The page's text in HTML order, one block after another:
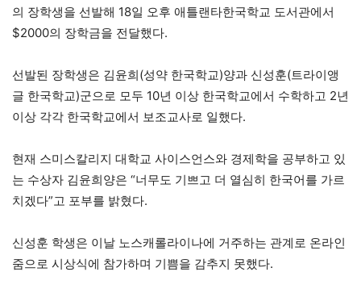
의 장학생을 선발해 18일 오후 애틀랜타한국학교 도서관에서
$2000의 장학금을 전달했다.
선발된 장학생은 김윤희(성약 한국학교)양과 신성훈(트라이앵
글 한국학교)군으로 모두 10년 이상 한국학교에서 수학하고 2년
이상 각각 한국학교에서 보조교사로 일했다.
현재 스미스칼리지 대학교 사이스언스와 경제학을 공부하고 있
는 수상자 김윤희양은 “너무도 기쁘고 더 열심히 한국어를 가르
치겠다”고 포부를 밝혔다.
신성훈 학생은 이날 노스캐롤라이나에 거주하는 관계로 온라인
줌으로 시상식에 참가하며 기쁨을 감추지 못했다.